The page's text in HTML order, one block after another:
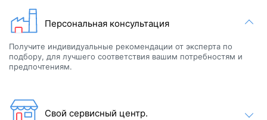
Персональная консультация
Получите индивидуальные рекомендации от эксперта по
подбору, для лучшего соответствия вашим потребностям и
предпочтениям.
Свой сервисный центр.